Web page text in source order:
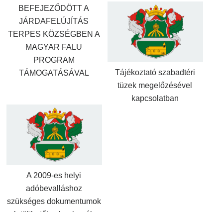
BEFEJEZŐDÖTT A
JÁRDAFELÚJÍTÁS
TERPES KÖZSÉGBEN A
MAGYAR FALU
PROGRAM
TÁMOGATÁSÁVAL
Tájékoztató szabadtéri
tüzek megelőzésével
kapcsolatban
A 2009-es helyi
adóbevalláshoz
szükséges dokumentumok